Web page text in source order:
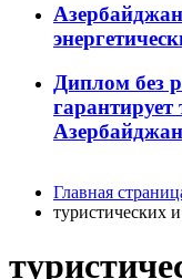
Диплом без
гарантирует
Главная
туристических